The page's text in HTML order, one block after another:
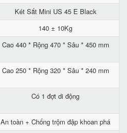
Két Sắt Mini US 45 E Black
140 ± 10Kg
Cao 440 * Rộng 470 * Sâu * 450 mm
Cao 250 * Rộng 320 * Sâu * 240 mm
Có 1 đợt di động
An toàn + Chống trộm đập khoan phá